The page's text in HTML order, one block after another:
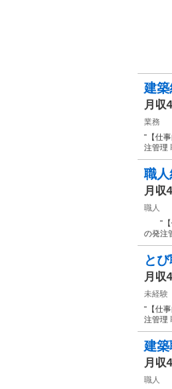
建
月収
業務
"【仕
注管理
職
月収
職人
"【仕
の発注
と
月収
未経験
"【仕
注管理
建
月収
職人